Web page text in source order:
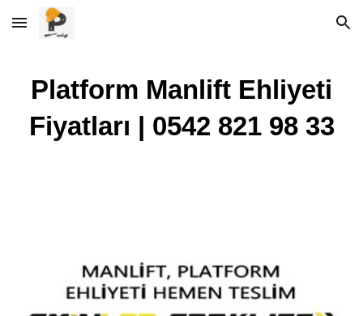
Skip to main content Skip to navigation
Platform Manlift Ehliyeti
Fiyatları | 0542 821 98 33